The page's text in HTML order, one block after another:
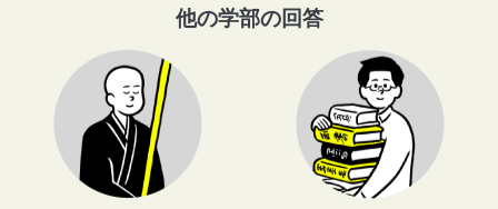
他の学部の回答